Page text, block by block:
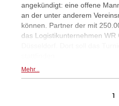
angekündigt: eine offene
an der unter anderem
können. Partner der mit
das Logistikunternehmen WR
Mehr...
1